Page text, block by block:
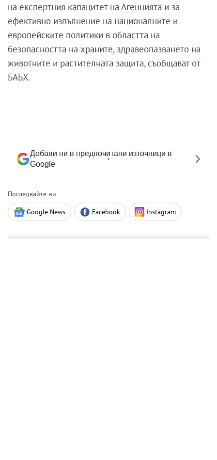
на експертния капацитет на Агенцията и за
ефективно изпълнение на националните и
европейските политики в областта на
безопасността на храните, здравеопазването на
животните и растителната защита, съобщават от
БАБХ.
Добави ни в предпочитани източници в
Google
Последвайте ни
Google News Facebook Instagram